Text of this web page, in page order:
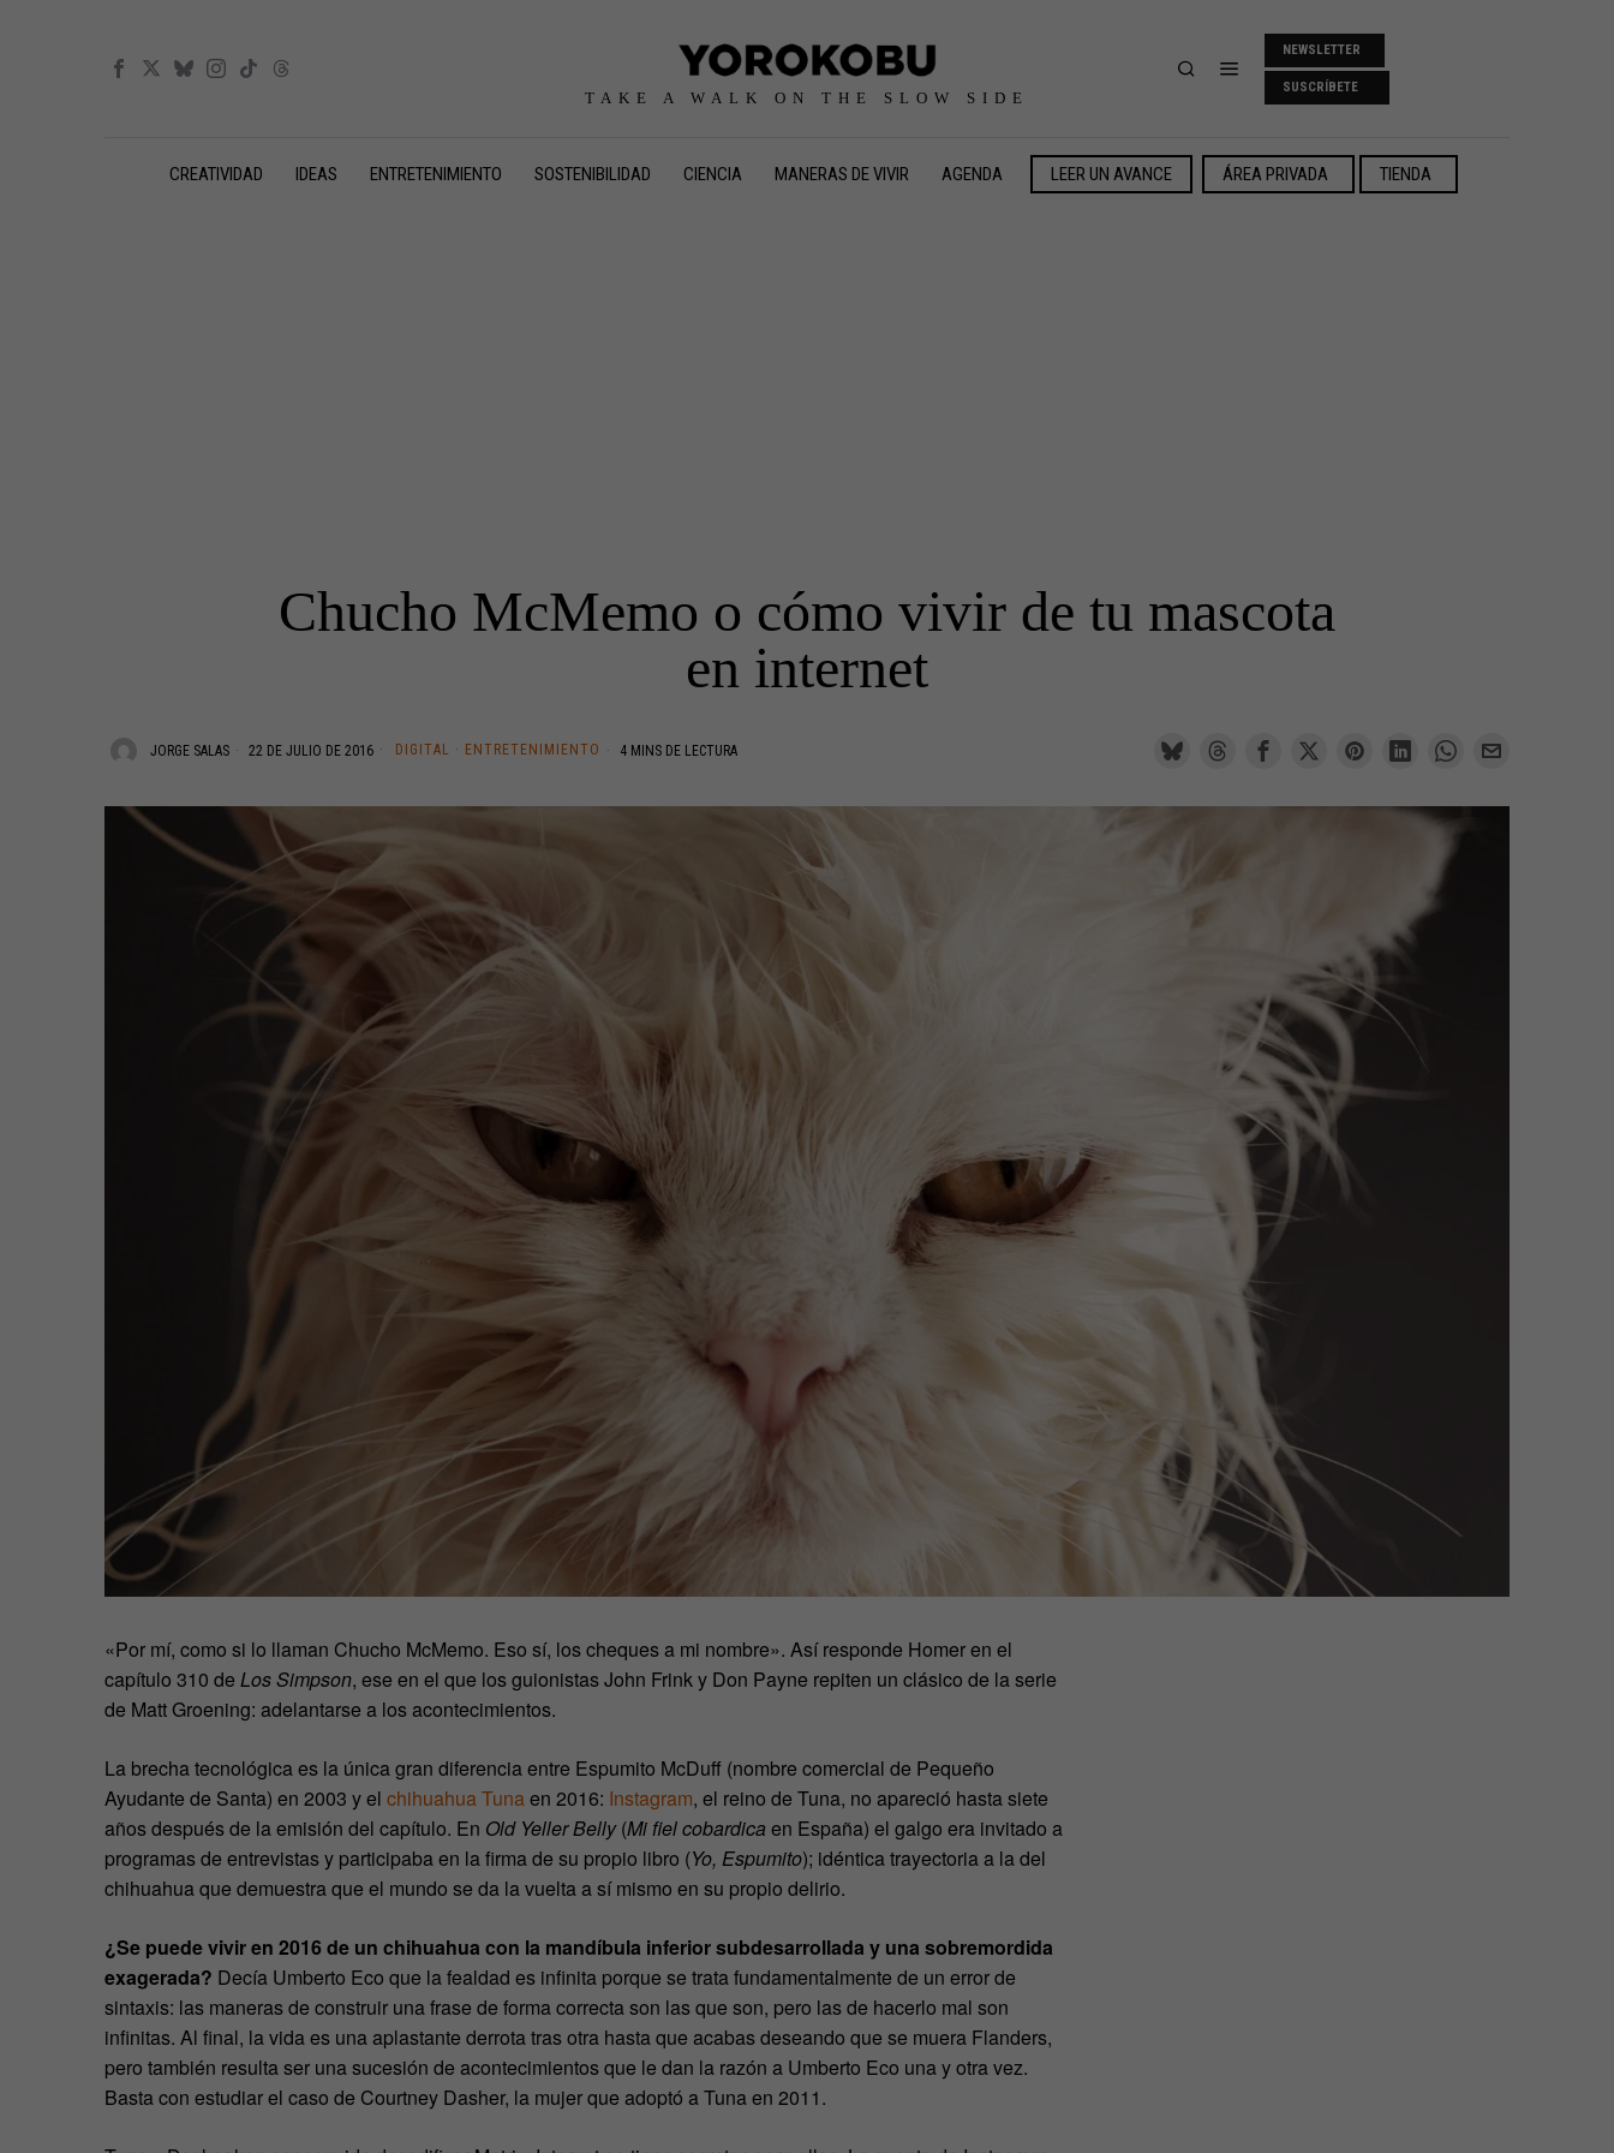
TAKE A WALK ON THE SLOW SIDE
NEWSLETTER
SUSCRÍBETE
CREATIVIDAD IDEAS ENTRETENIMIENTO SOSTENIBILIDAD CIENCIA MANERAS DE VIVIR AGENDA LEER UN AVANCE ÁREA PRIVADA TIENDA
Chucho McMemo o cómo vivir de tu mascota
en internet
JORGE SALAS 22 DE JULIO DE 2016 DIGITAL · ENTRETENIMIENTO 4 MINS DE LECTURA
«Por mí, como si lo llaman Chucho McMemo. Eso sí, los cheques a mi nombre». Así responde Homer en el
capítulo 310 de Los Simpson, ese en el que los guionistas John Frink y Don Payne repiten un clásico de la serie
de Matt Groening: adelantarse a los acontecimientos.
La brecha tecnológica es la única gran diferencia entre Espumito McDuff (nombre comercial de Pequeño
Ayudante de Santa) en 2003 y el chihuahua Tunaen 2016: Instagram, el reino de Tuna, no apareció hasta siete
años después de la emisión del capítulo. En Old Yeller Belly(Mi fiel cobardica en España) el galgo era invitado a
programas de entrevistas y participaba en la firma de su propio libro (Yo, Espumito); idéntica trayectoria a la del
chihuahua que demuestra que el mundo se da la vuelta a sí mismo en su propio delirio.
¿Se puede vivir en 2016 de un chihuahua con la mandíbula inferior subdesarrollada y una sobremordida
exagerada? Decía Umberto Eco que la fealdad es infinita porque se trata fundamentalmente de un error de
sintaxis: las maneras de construir una frase de forma correcta son las que son, pero las de hacerlo mal son
infinitas. Al final, la vida es una aplastante derrota tras otra hasta que acabas deseando que se muera Flanders,
pero también resulta ser una sucesión de acontecimientos que le dan la razón a Umberto Eco una y otra vez.
Basta con estudiar el caso de Courtney Dasher, la mujer que adoptó a Tuna en 2011.